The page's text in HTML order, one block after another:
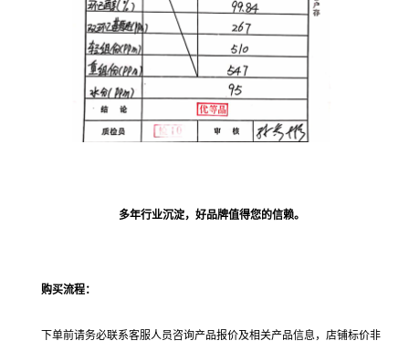
多年行业沉淀，好品牌值得您的信赖。
购买流程：
下单前请务必联系客服人员咨询产品报价及相关产品信息，店铺标价非